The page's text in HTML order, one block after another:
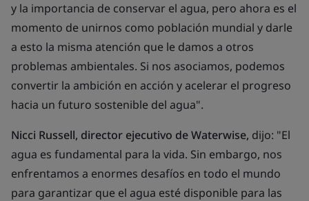
y la importancia de conservar el agua, pero ahora es el
momento de unirnos como población mundial y darle
a esto la misma atención que le damos a otros
problemas ambientales. Si nos asociamos, podemos
convertir la ambición en acción y acelerar el progreso
hacia un futuro sostenible del agua".
Nicci Russell, director ejecutivo de Waterwise, dijo: "El
agua es fundamental para la vida. Sin embargo, nos
enfrentamos a enormes desafíos en todo el mundo
para garantizar que el agua esté disponible para las